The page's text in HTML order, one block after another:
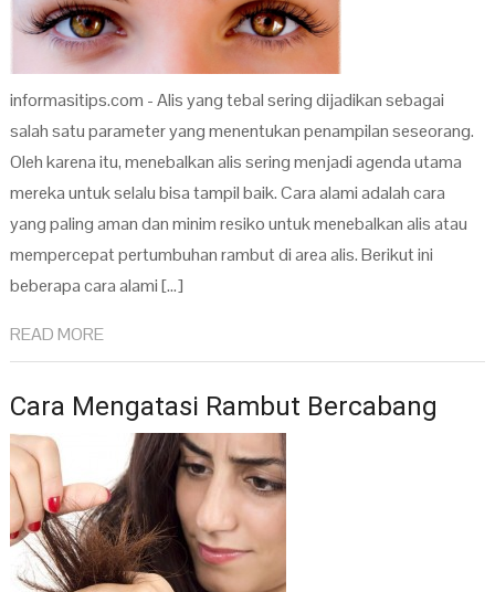
informasitips.com - Alis yang tebal sering dijadikan sebagai
salah satu parameter yang menentukan penampilan seseorang.
Oleh karena itu, menebalkan alis sering menjadi agenda utama
mereka untuk selalu bisa tampil baik. Cara alami adalah cara
yang paling aman dan minim resiko untuk menebalkan alis atau
mempercepat pertumbuhan rambut di area alis. Berikut ini
beberapa cara alami […]
READ MORE
Cara Mengatasi Rambut Bercabang